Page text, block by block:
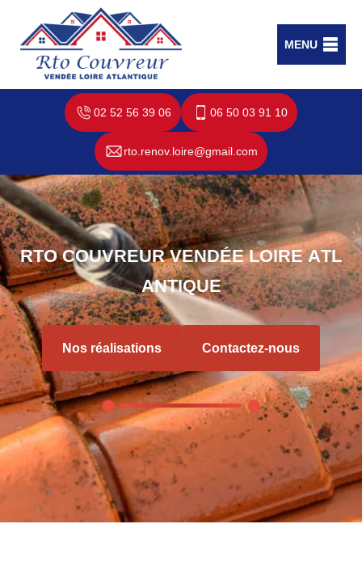
MENU
02 52 56 39 06 06 50 03 91 10
rto.renov.loire@gmail.com
RTO COUVREUR VENDÉE LOIRE ATL
ANTIQUE
Nos réalisations Contactez-nous